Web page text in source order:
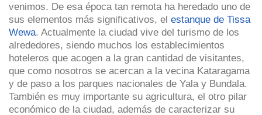
venimos. De esa época tan remota ha heredado uno de
sus elementos más significativos, el estanque de Tissa
Wewa. Actualmente la ciudad vive del turismo de los
alrededores, siendo muchos los establecimientos
hoteleros que acogen a la gran cantidad de visitantes,
que como nosotros se acercan a la vecina Kataragama
y de paso a los parques nacionales de Yala y Bundala.
También es muy importante su agricultura, el otro pilar
económico de la ciudad, además de caracterizar su